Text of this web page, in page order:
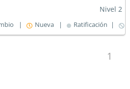
Nivel 2
| Nueva | Ratificación |
1